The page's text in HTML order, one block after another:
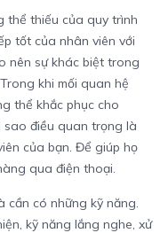
thể thiếu của quy trình
tốt của nhân viên với
nên sự khác biệt trong
khi mối quan hệ
thể khắc phục cho
điều quan trọng là
của bạn. Để giúp họ
qua điện thoại.
cần có những kỹ năng.
kỹ năng lắng nghe, xử